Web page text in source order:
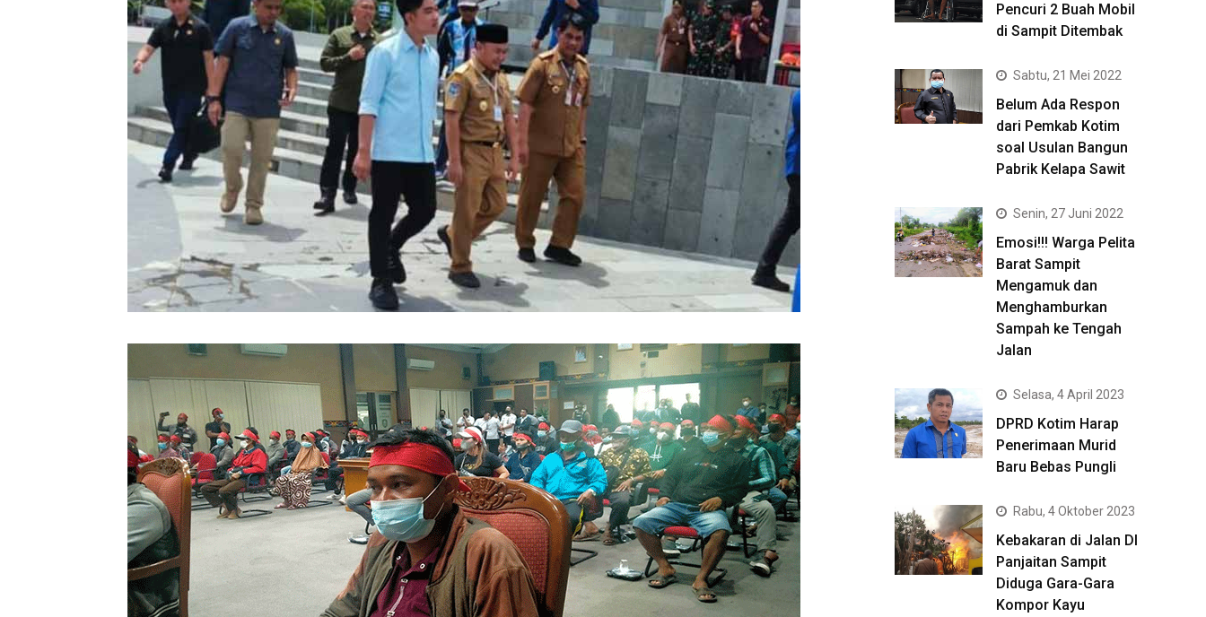
Pencuri 2 Buah Mobil
di Sampit Ditembak
Sabtu, 21 Mei 2022
Belum Ada Respon
dari Pemkab Kotim
soal Usulan Bangun
Pabrik Kelapa Sawit
Senin, 27 Juni 2022
Emosi!!! Warga Pelita
Barat Sampit
Mengamuk dan
Menghamburkan
Sampah ke Tengah
Jalan
Selasa, 4 April 2023
DPRD Kotim Harap
Penerimaan Murid
Baru Bebas Pungli
Rabu, 4 Oktober 2023
Kebakaran di Jalan DI
Panjaitan Sampit
Diduga Gara-Gara
Kompor Kayu